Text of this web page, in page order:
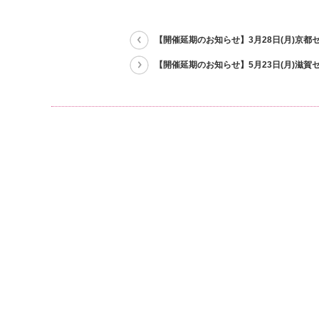
【開催延期のお知らせ】3月28日(月)京都
【開催延期のお知らせ】5月23日(月)滋賀